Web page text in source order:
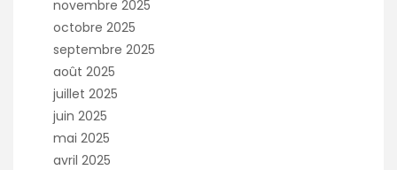
novembre 2025
octobre 2025
septembre 2025
août 2025
juillet 2025
juin 2025
mai 2025
avril 2025